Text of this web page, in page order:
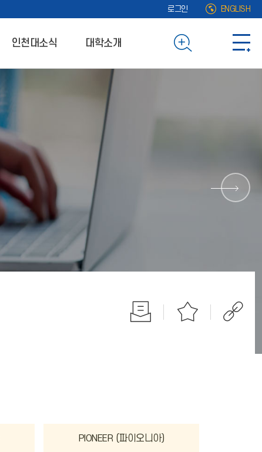
로그인 ENGLISH
인천대소식 대학소개
PIONEER (파이오니아)